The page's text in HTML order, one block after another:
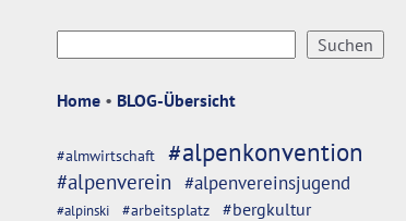
Home • BLOG-Übersicht
#almwirtschaft #alpenkonvention
#alpenverein #alpenvereinsjugend
#alpinski #arbeitsplatz #bergkultur